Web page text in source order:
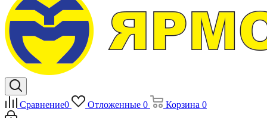
Сравнение0 Отложенные 0 Корзина 0